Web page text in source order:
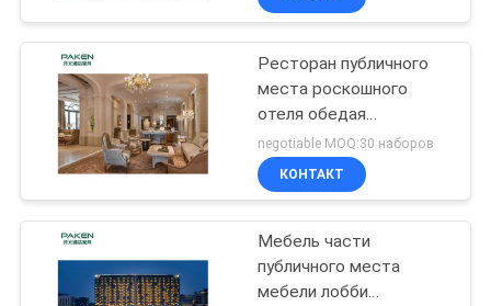
Ресторан публичного
места роскошного
отеля обедая
свободная мебель
negotiable MOQ:30 наборов
КОНТАКТ
Мебель части
публичного места
мебели лобби